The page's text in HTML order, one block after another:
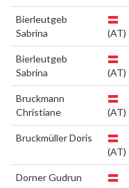
Bierleutgeb
Sabrina
(AT)
Bierleutgeb
Sabrina
(AT)
Bruckmann
Christiane
(AT)
Bruckmüller Doris
(AT)
Dorner Gudrun